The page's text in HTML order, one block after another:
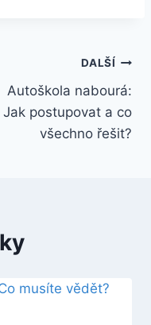
DALŠÍ
Autoškola nabourá:
Jak postupovat a co
všechno řešit?